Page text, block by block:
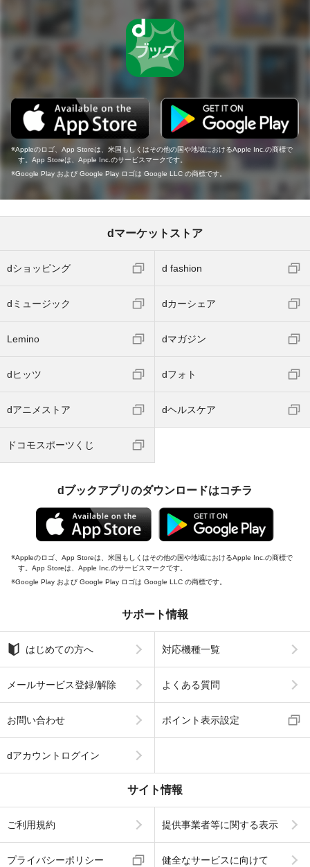
Appleのロゴ、App Storeは、米国もしくはその他の国や地域におけるApple Inc.の商標で
す。App Storeは、Apple Inc.のサービスマークです。
Google Play および Google Play ロゴは Google LLC の商標です。
dマーケットストア
dショッピング d fashion
dミュージック dカーシェア
Lemino dマガジン
dヒッツ dフォト
dアニメストア dヘルスケア
ドコモスポーツくじ
dブックアプリのダウンロードはコチラ
Appleのロゴ、App Storeは、米国もしくはその他の国や地域におけるApple Inc.の商標で
す。App Storeは、Apple Inc.のサービスマークです。
Google Play および Google Play ロゴは Google LLC の商標です。
サポート情報
はじめての方へ 対応機種一覧
メールサービス登録/解除 よくある質問
お問い合わせ ポイント表示設定
dアカウントログイン
サイト情報
ご利用規約 提供事業者等に関する表示
プライバシーポリシー 健全なサービスに向けて